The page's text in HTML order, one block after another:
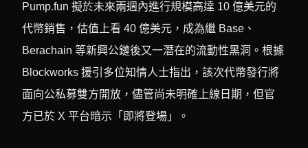
Pump.fun 擬於未來兩週內進行規模高達 10 億美元的
代幣銷售，估值上看 40 億美元，成為繼 Base、
Berachain 等新興公鏈後又一潛在的流動性黑洞。根據
Blockworks 援引多位知情人士指出，該次代幣發行將
面向公私募雙方開放，儘管尚未明確上線日期，但官
方已於 X 平台暗示「即將登場」。